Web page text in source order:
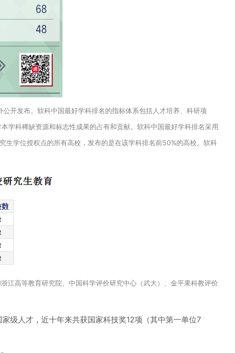
开发布。软科中国最好学科排名的指标体系包括人才培养、科研项
学科稀缺资源和标志性成果的占有和贡献。软科中国最好学科排名采用
生学位授权点的所有高校，发布的是在该学科排名前50%的高校。软科
江高等教育研究院、中国科学评价研究中心（武大）、金平果科教评价
级人才，近十年来共获国家科技奖12项（其中第一单位7